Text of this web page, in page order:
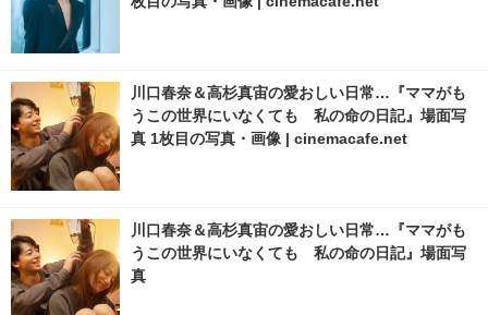
川口春奈＆高杉真宙の愛おしい日常…『ママがも
うこの世界にいなくても 私の命の日記』場面写
真 1枚目の写真・画像 | cinemacafe.net
川口春奈＆高杉真宙の愛おしい日常…『ママがも
うこの世界にいなくても 私の命の日記』場面写
真